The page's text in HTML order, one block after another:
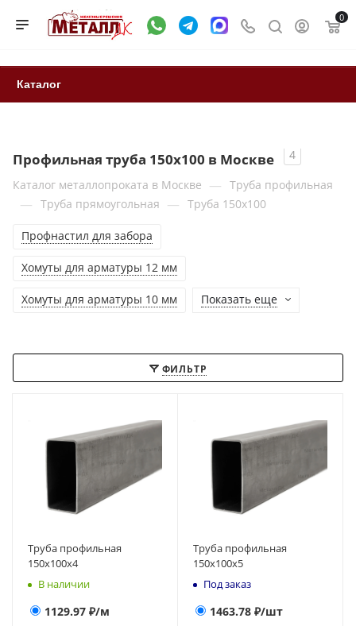
0
Каталог
Профильная труба 150x100 в Москве
4
Каталог металлопроката в Москве — Труба профильная
— Труба прямоугольная — Труба 150x100
Профнастил для забора
Хомуты для арматуры 12 мм
Хомуты для арматуры 10 мм Показать еще
ФИЛЬТР
Труба профильная
150х100х4
В наличии
1129.97 ₽/м
Труба профильная
150х100х5
Под заказ
1463.78 ₽/шт